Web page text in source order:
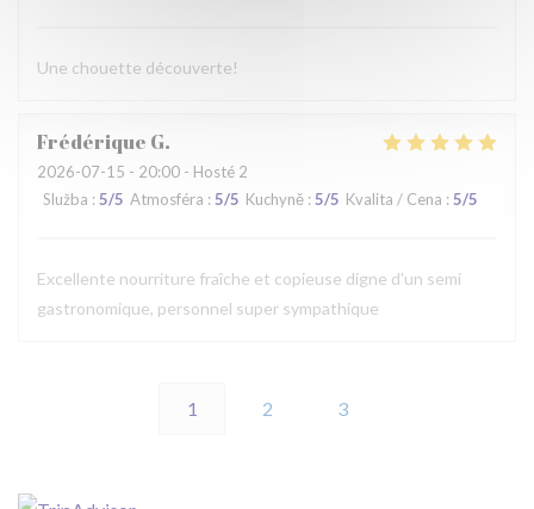
Une chouette découverte!
Frédérique G
2026-07-15 - 20:00 - Hosté 2
Služba : 5/5 Atmosféra : 5/5 Kuchyně :5/5 Kvalita / Cena : 5/5
Excellente nourriture fraîche et copieuse digne d'un semi
gastronomique, personnel super sympathique
1 2 3